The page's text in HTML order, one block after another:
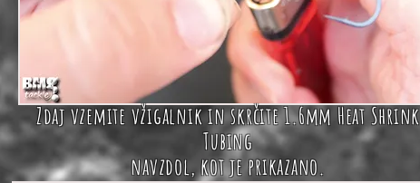
Zdaj vzemite vžigalnik in skrčite1.6mm Heat Shrink
Tubing
navzdol, kot je prikazano.